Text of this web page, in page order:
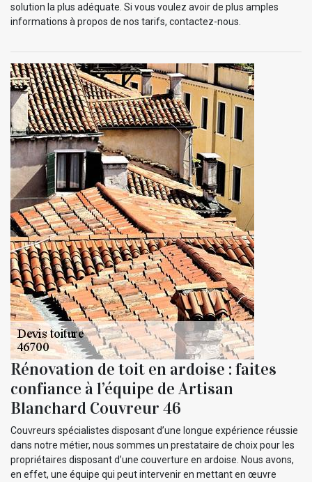
solution la plus adéquate. Si vous voulez avoir de plus amples
informations à propos de nos tarifs, contactez-nous.
Rénovation de toit en ardoise : faites
confiance à l’équipe de Artisan
Blanchard Couvreur 46
Couvreurs spécialistes disposant d’une longue expérience réussie
dans notre métier, nous sommes un prestataire de choix pour les
propriétaires disposant d’une couverture en ardoise. Nous avons,
en effet, une équipe qui peut intervenir en mettant en œuvre